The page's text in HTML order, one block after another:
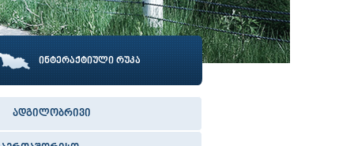
ინტერაქტიული რუკა
ადგილობრივი